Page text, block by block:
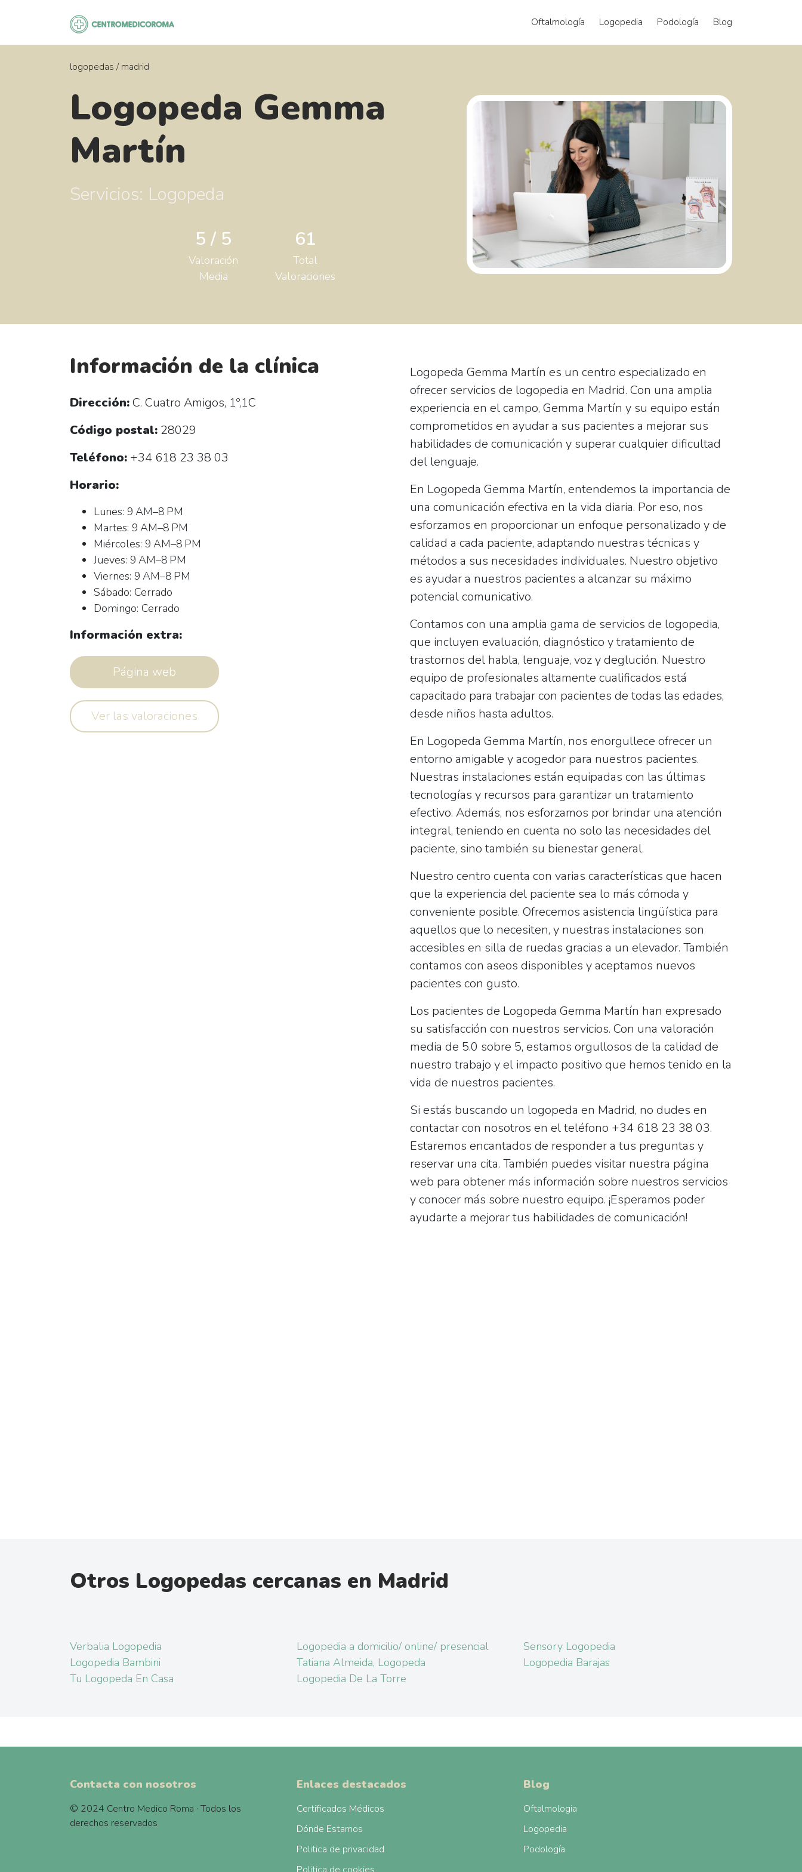
Oftalmología Logopedia Podología Blog
logopedas / madrid
Logopeda Gemma
Martín
Servicios: Logopeda
5 / 5
Valoración
Media
61
Total
Valoraciones
Información de la clínica
Dirección:C. Cuatro Amigos, 1º,1C
Código postal: 28029
Teléfono: +34 618 23 38 03
Horario:
Lunes: 9 AM–8 PM
Martes: 9 AM–8 PM
Miércoles: 9 AM–8 PM
Jueves: 9 AM–8 PM
Viernes: 9 AM–8 PM
Sábado: Cerrado
Domingo: Cerrado
Información extra:
Página web
Ver las valoraciones
Logopeda Gemma Martín es un centro especializado en
ofrecer servicios de logopedia en Madrid. Con una amplia
experiencia en el campo, Gemma Martín y su equipo están
comprometidos en ayudar a sus pacientes a mejorar sus
habilidades de comunicación y superar cualquier dificultad
del lenguaje.
En Logopeda Gemma Martín, entendemos la importancia de
una comunicación efectiva en la vida diaria. Por eso, nos
esforzamos en proporcionar un enfoque personalizado y de
calidad a cada paciente, adaptando nuestras técnicas y
métodos a sus necesidades individuales. Nuestro objetivo
es ayudar a nuestros pacientes a alcanzar su máximo
potencial comunicativo.
Contamos con una amplia gama de servicios de logopedia,
que incluyen evaluación, diagnóstico y tratamiento de
trastornos del habla, lenguaje, voz y deglución. Nuestro
equipo de profesionales altamente cualificados está
capacitado para trabajar con pacientes de todas las edades,
desde niños hasta adultos.
En Logopeda Gemma Martín, nos enorgullece ofrecer un
entorno amigable y acogedor para nuestros pacientes.
Nuestras instalaciones están equipadas con las últimas
tecnologías y recursos para garantizar un tratamiento
efectivo. Además, nos esforzamos por brindar una atención
integral, teniendo en cuenta no solo las necesidades del
paciente, sino también su bienestar general.
Nuestro centro cuenta con varias características que hacen
que la experiencia del paciente sea lo más cómoda y
conveniente posible. Ofrecemos asistencia lingüística para
aquellos que lo necesiten, y nuestras instalaciones son
accesibles en silla de ruedas gracias a un elevador. También
contamos con aseos disponibles y aceptamos nuevos
pacientes con gusto.
Los pacientes de Logopeda Gemma Martín han expresado
su satisfacción con nuestros servicios. Con una valoración
media de 5.0 sobre 5, estamos orgullosos de la calidad de
nuestro trabajo y el impacto positivo que hemos tenido en la
vida de nuestros pacientes.
Si estás buscando un logopeda en Madrid, no dudes en
contactar con nosotros en el teléfono +34 618 23 38 03.
Estaremos encantados de responder a tus preguntas y
reservar una cita. También puedes visitar nuestra página
web para obtener más información sobre nuestros servicios
y conocer más sobre nuestro equipo. ¡Esperamos poder
ayudarte a mejorar tus habilidades de comunicación!
Otros Logopedas cercanas en Madrid
Verbalia Logopedia Logopedia a domicilio/ online/ presencial
Sensory Logopedia
Logopedia Bambini
Tatiana Almeida, Logopeda
Logopedia Barajas
Tu Logopeda En Casa
Logopedia De La Torre
Contacta con nosotros
© 2024 Centro Medico Roma · Todos los
derechos reservados
Enlaces destacados
Certificados Médicos
Dónde Estamos
Politica de privacidad
Blog
Oftalmologia
Logopedia
Podología